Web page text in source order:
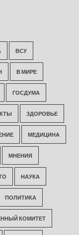
ВСУ
В МИРЕ
ГОСДУМА
ЗДОРОВЬЕ
МЕДИЦИНА
МНЕНИЯ
НАУКА
ПОЛИТИКА
КОМИТЕТ